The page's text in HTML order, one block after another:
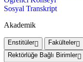
Sosyal Transkript
Akademik
Enstitüler Fakülteler
Rektörlüğe Bağlı Birimler